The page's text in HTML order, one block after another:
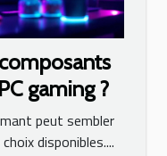
gaming ?
peut sembler
disponibles....